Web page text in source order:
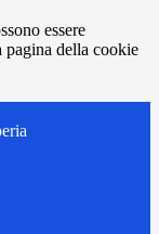
essere
pagina della cookie